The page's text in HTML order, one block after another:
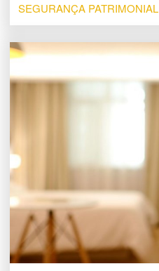
SEGURANÇA PATRIMONIAL